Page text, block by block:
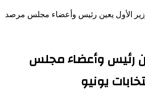
الأول يعين رئيس وأعضاء مجلس مرصد
رئيس وأعضاء مجلس
يونيو